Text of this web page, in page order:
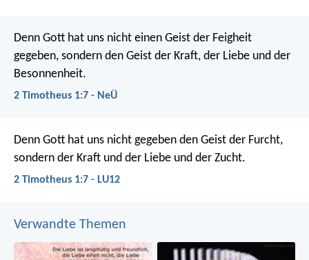
Denn Gott hat uns nicht einen Geist der Feigheit
gegeben, sondern den Geist der Kraft, der Liebe und der
Besonnenheit.
2 Timotheus 1:7 - NeÜ
Denn Gott hat uns nicht gegeben den Geist der Furcht,
sondern der Kraft und der Liebe und der Zucht.
2 Timotheus 1:7 - LU12
Verwandte Themen